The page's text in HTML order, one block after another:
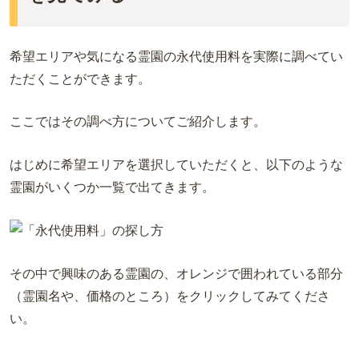
希望エリアや気になる霊園の永代使用料を実際に調べてい
ただくことができます。
ここではその調べ方についてご紹介します。
はじめに希望エリアを選択していただくと、以下のような
霊園がいくつか一覧で出てきます。
その中で興味のある霊園の、オレンジで囲われている部分
（霊園名や、価格のところ）をクリックしてみてくださ
い。